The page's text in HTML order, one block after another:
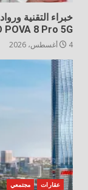
خبراء التقنية
POVA 8 Pro 5G
4 أغسطس، 2026
عقارات مجتمعي